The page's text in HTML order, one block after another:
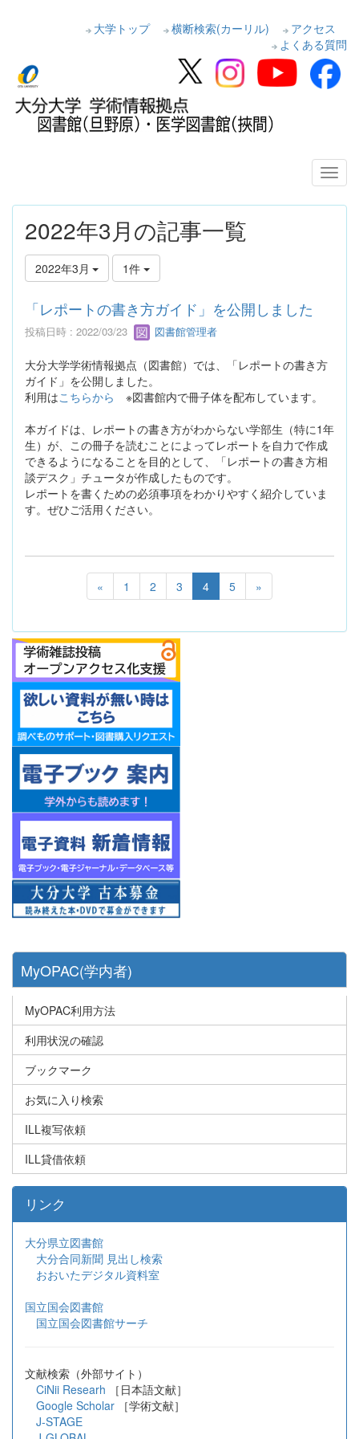
大学トップ 横断検索(カーリル)
アクセス
よくある質問
2022年3月の記事一覧
2022年3月 1件
「レポートの書き方ガイド」を公開しました
投稿日時 : 2022/03/23 図書館管理者
大分大学学術情報拠点（図書館）では、「レポートの書き方
ガイド」を公開しました。
利用はこちらから ※図書館内で冊子体を配布しています。
本ガイドは、レポートの書き方がわからない学部生（特に1年
生）が、この冊子を読むことによってレポートを自力で作成
できるようになることを目的として、「レポートの書き方相
談デスク」チュータが作成したものです。
レポートを書くための必須事項をわかりやすく紹介していま
す。ぜひご活用ください。
« 1 2 3 4 5 »
MyOPAC(学内者)
MyOPAC利用方法
利用状況の確認
ブックマーク
お気に入り検索
ILL複写依頼
ILL貸借依頼
リンク
大分県立図書館
大分合同新聞 見出し検索
おおいたデジタル資料室
国立国会図書館
国立国会図書館サーチ
文献検索（外部サイト）
CiNii Researh ［日本語文献］
Google Scholar
［学術文献］
J-STAGE